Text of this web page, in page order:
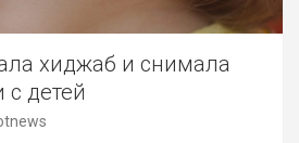
хиджаб и снимала
с детей